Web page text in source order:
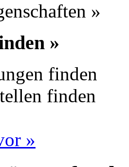
»
»
finden
finden
»